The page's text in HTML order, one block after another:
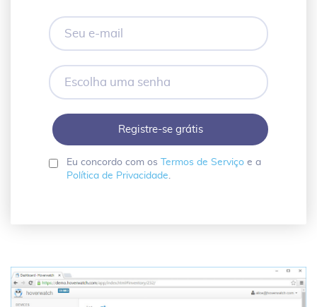
Seu
e-
mail
Escolha
uma
senha
Eu concordo com os Termos de Serviçoe a
Política de Privacidade